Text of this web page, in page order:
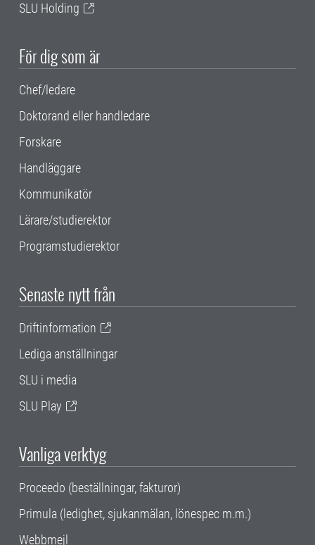
SLU Holding
För dig som är
Chef/ledare
Doktorand eller handledare
Forskare
Handläggare
Kommunikatör
Lärare/studierektor
Programstudierektor
Senaste nytt från
Driftinformation
Lediga anställningar
SLU i media
SLU Play
Vanliga verktyg
Proceedo (beställningar, fakturor)
Primula (ledighet, sjukanmälan, lönespec m.m.)
Webbmejl